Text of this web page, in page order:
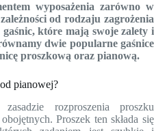
wyposażenia zarówno w
od rodzaju zagrożenia
które mają swoje zalety i
dwie popularne gaśnice
proszkową oraz pianową.
pianowej?
rozproszenia proszku
Proszek ten składa się